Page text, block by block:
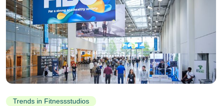
Trends in Fitnessstudios